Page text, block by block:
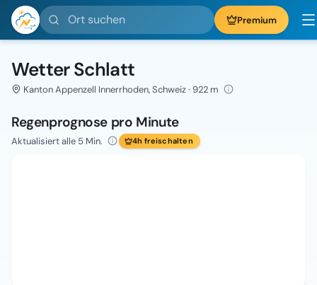
Ort suchen Premium
Wetter Schlatt
Kanton Appenzell Innerrhoden, Schweiz · 922 m
Regenprognose pro Minute
Aktualisiert alle 5 Min. 4h freischalten